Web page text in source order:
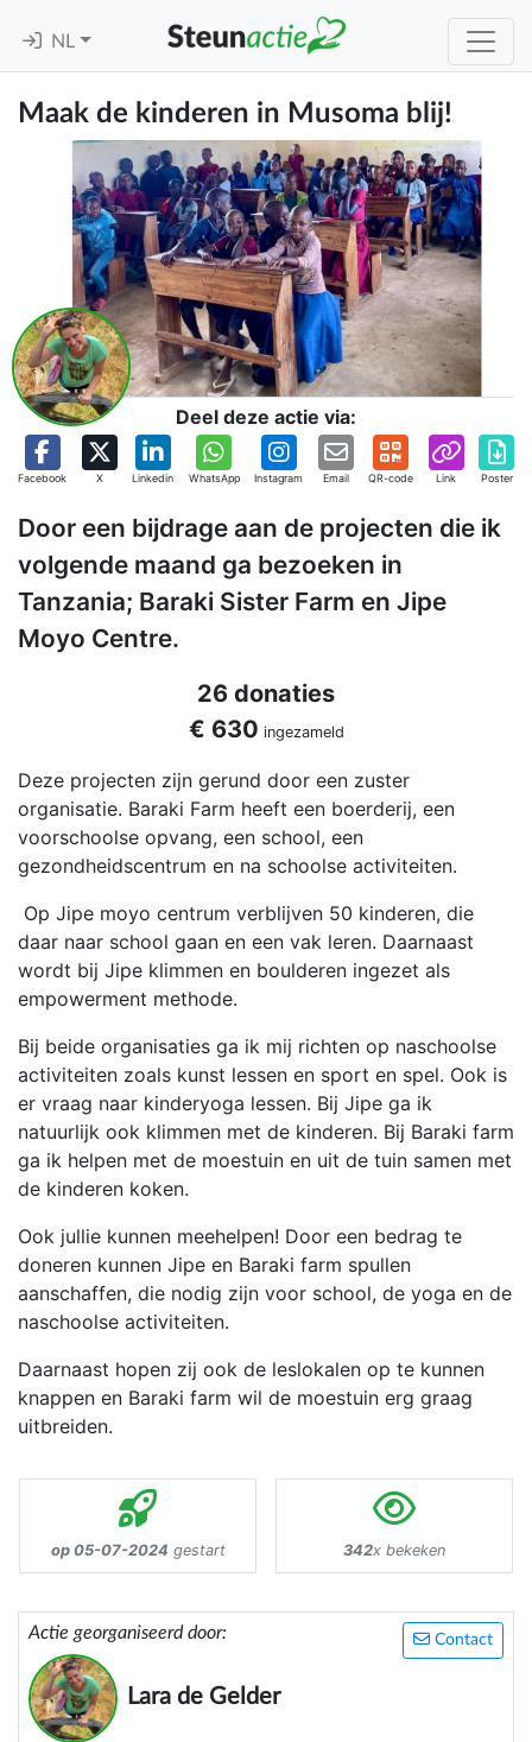
NL
Maak de kinderen in Musoma blij!
Deel deze actie via:
Facebook X Linkedin WhatsApp Instagram Email QR-code Link Poster
Door een bijdrage aan de projecten die ik
volgende maand ga bezoeken in
Tanzania; Baraki Sister Farm en Jipe
Moyo Centre.
26 donaties
€ 630 ingezameld
Deze projecten zijn gerund door een zuster
organisatie. Baraki Farm heeft een boerderij, een
voorschoolse opvang, een school, een
gezondheidscentrum en na schoolse activiteiten.
Op Jipe moyo centrum verblijven 50 kinderen, die
daar naar school gaan en een vak leren. Daarnaast
wordt bij Jipe klimmen en boulderen ingezet als
empowerment methode.
Bij beide organisaties ga ik mij richten op naschoolse
activiteiten zoals kunst lessen en sport en spel. Ook is
er vraag naar kinderyoga lessen. Bij Jipe ga ik
natuurlijk ook klimmen met de kinderen. Bij Baraki farm
ga ik helpen met de moestuin en uit de tuin samen met
de kinderen koken.
Ook jullie kunnen meehelpen! Door een bedrag te
doneren kunnen Jipe en Baraki farm spullen
aanschaffen, die nodig zijn voor school, de yoga en de
naschoolse activiteiten.
Daarnaast hopen zij ook de leslokalen op te kunnen
knappen en Baraki farm wil de moestuin erg graag
uitbreiden.
op 05-07-2024 gestart 342x bekeken
Contact
Actie georganiseerd door:
Lara de Gelder